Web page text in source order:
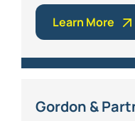
Learn More
Gordon &